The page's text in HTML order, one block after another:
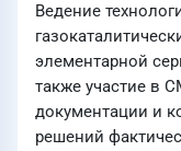
Ведение
элементарной
также участие в
документации и
решений